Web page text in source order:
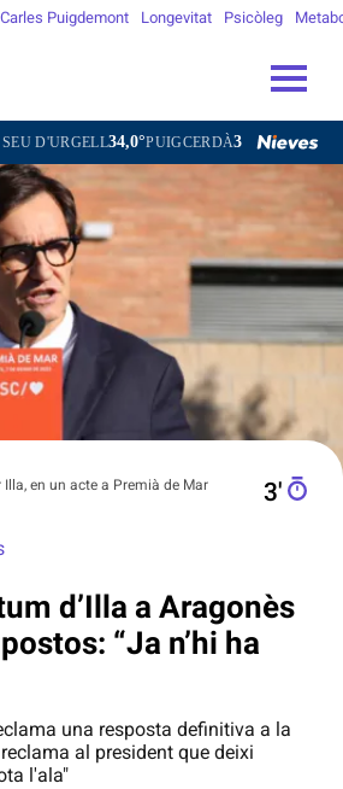
Carles Puigdemont Longevitat Psicòleg
34,0°PUIGCERDÀ30,0°FIGUERES 33,7°
Illa, en un acte a Premià de Mar
3′
d’Illa a Aragonès
“Ja n’hi ha
una resposta definitiva a la
al president que deixi
l'ala"